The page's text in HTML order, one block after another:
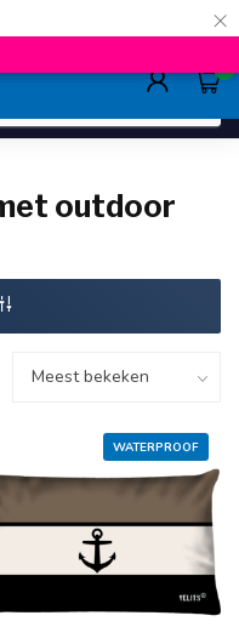
×
0
outdoor
WATERPROOF